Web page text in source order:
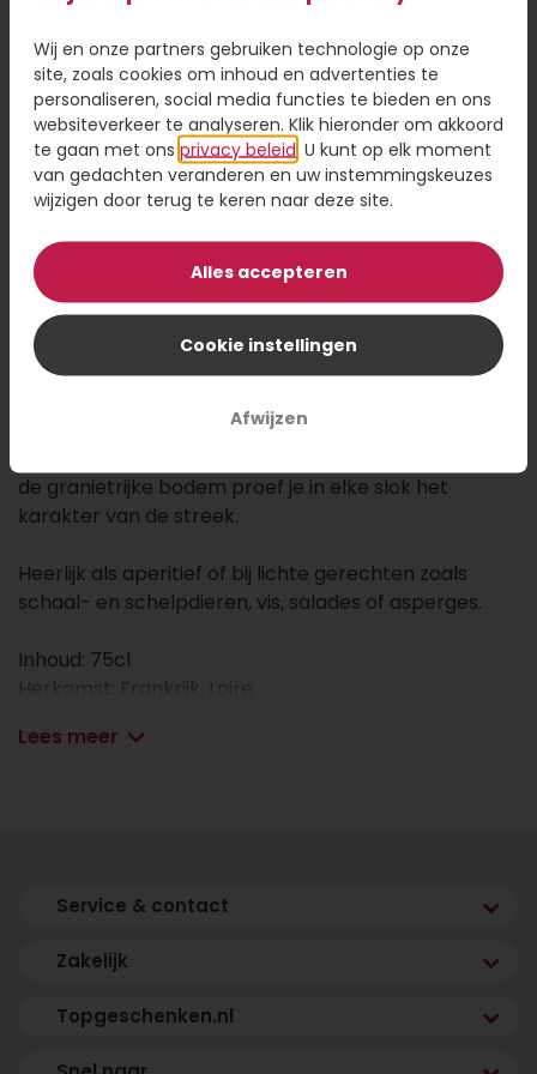
Kaartje toevoegen
Voeg een kaart toe met jouw persoonlijke tekst
1,95
Voeg toe aan winkelwagen
Een frisse verrassing uit de Loire! Deze expressieve,
combineert florale geuren met tropisch fruit en een
de granietrijke bodem proef je in elke slok het
karakter van de streek.
Heerlijk als aperitief of bij lichte gerechten zoals
schaal- en schelpdieren, vis, salades of asperges.
Inhoud: 75cl
Herkomst: Frankrijk, Loire
Smaakprofiel: Fris & fruitig
Lees meer
Service & contact
Zakelijk
Topgeschenken.nl
Wij en onze partners gebruiken technologie op onze
site, zoals cookies om inhoud en advertenties te
personaliseren, social media functies te bieden en ons
websiteverkeer te analyseren. Klik hieronder om akkoord
te gaan met ons privacy beleid . U kunt op elk moment
van gedachten veranderen en uw instemmingskeuzes
wijzigen door terug te keren naar deze site.
Alles accepteren
Cookie instellingen
Afwijzen